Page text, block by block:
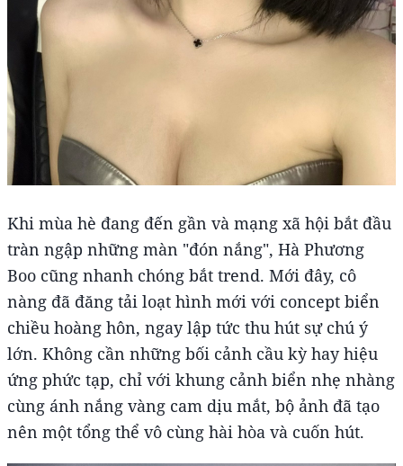
Khi mùa hè đang đến gần và mạng xã hội bắt đầu
tràn ngập những màn "đón nắng", Hà Phương
Boo cũng nhanh chóng bắt trend. Mới đây, cô
nàng đã đăng tải loạt hình mới với concept biển
chiều hoàng hôn, ngay lập tức thu hút sự chú ý
lớn. Không cần những bối cảnh cầu kỳ hay hiệu
ứng phức tạp, chỉ với khung cảnh biển nhẹ nhàng
cùng ánh nắng vàng cam dịu mắt, bộ ảnh đã tạo
nên một tổng thể vô cùng hài hòa và cuốn hút.